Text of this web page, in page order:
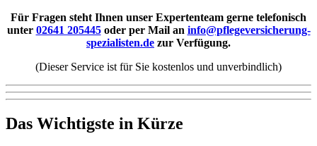
Für Fragen steht Ihnen unser Expertenteam gerne telefonisch
unter 02641 205445oder per Mail an info@pflegeversicherung-
spezialisten.de zur Verfügung.
(Dieser Service ist für Sie kostenlos und unverbindlich)
Das Wichtigste in Kürze